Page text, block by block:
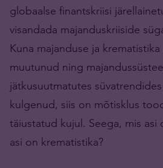
globaalse finantskriisi
visandada majanduskriiside
Kuna majanduse ja
muutunud ning
jätkusuutmatutes
kulgenud, siis on mõtisklus
täiustatud kujul. Seega, mis asi
asi on krematistika?